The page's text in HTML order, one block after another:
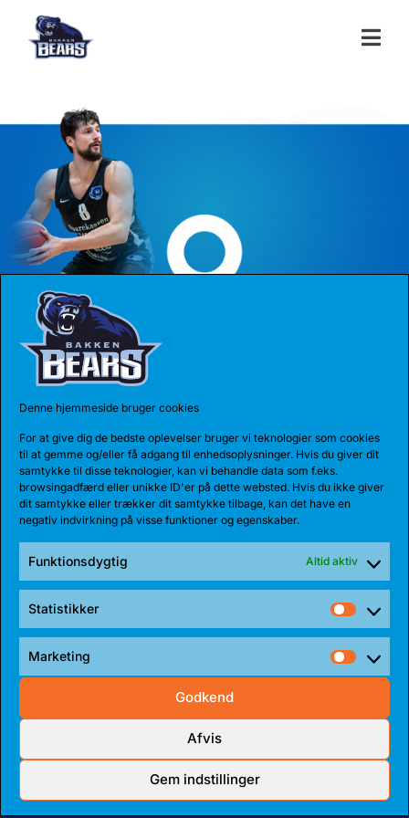
Denne hjemmeside bruger cookies
For at give dig de bedste oplevelser bruger vi teknologier som cookies
til at gemme og/eller få adgang til enhedsoplysninger. Hvis du giver dit
samtykke til disse teknologier, kan vi behandle data som f.eks.
browsingadfærd eller unikke ID'er på dette websted. Hvis du ikke giver
dit samtykke eller trækker dit samtykke tilbage, kan det have en
negativ indvirkning på visse funktioner og egenskaber.
Funktionsdygtig Altid aktiv
Statistikker
Marketing
Godkend
Afvis
Gem indstillinger
Arena Hohenlohe
Meet all our partners